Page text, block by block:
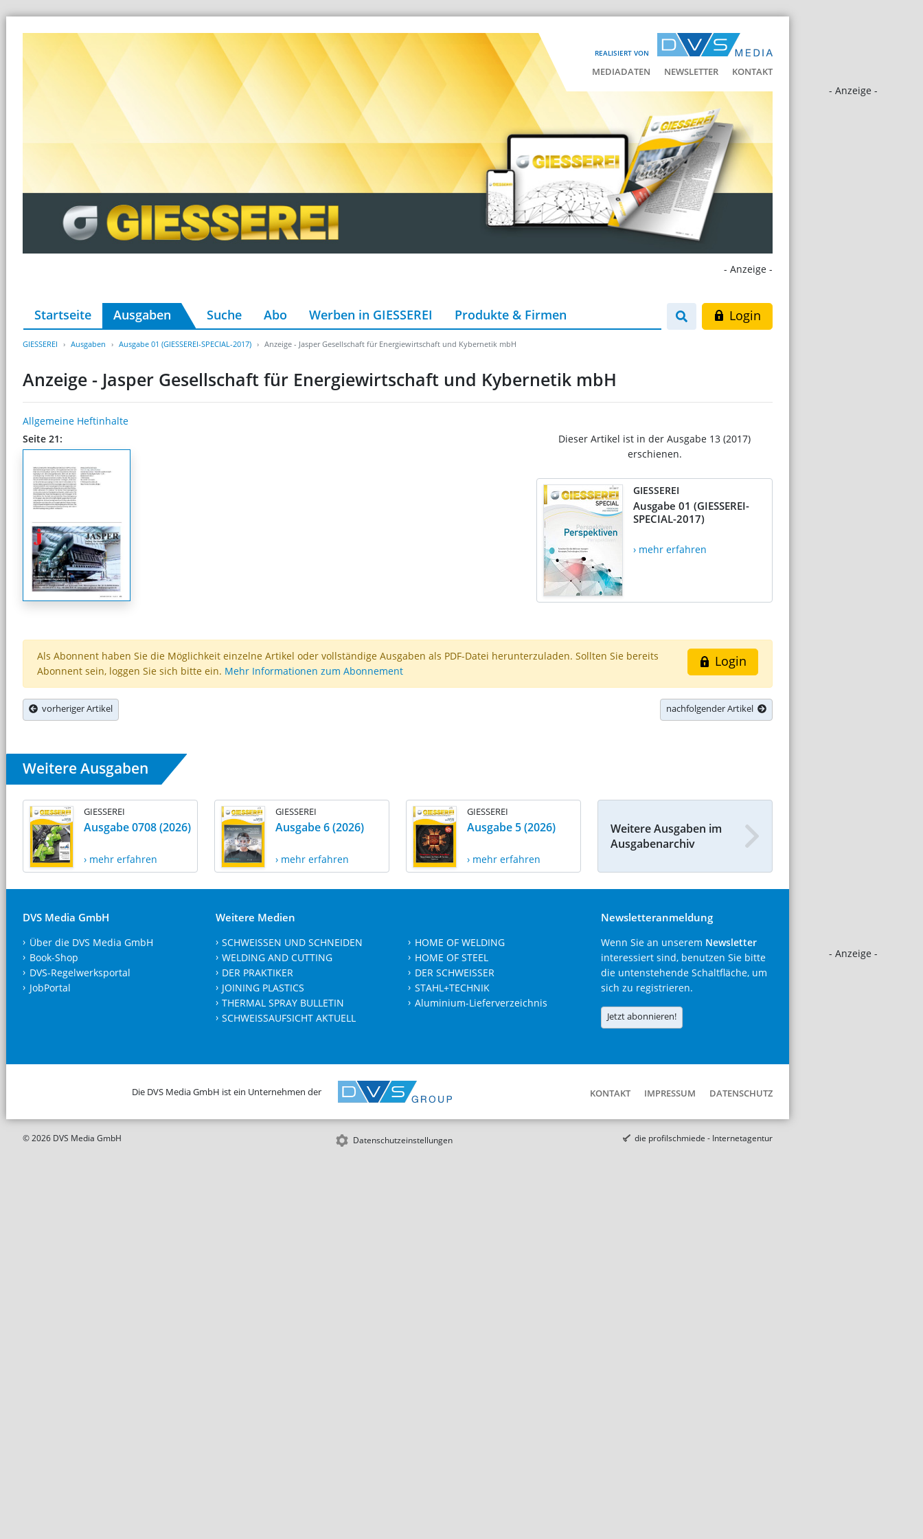
REALISIERT VON
MEDIADATEN NEWSLETTER KONTAKT
- Anzeige -
- Anzeige -
- Anzeige -
Startseite Ausgaben Suche Abo Werben in GIESSEREI Produkte & Firmen Login
GIESSEREI Ausgaben Ausgabe 01 (GIESSEREI-SPECIAL-2017) Anzeige - Jasper Gesellschaft für Energiewirtschaft und Kybernetik mbH
Anzeige - Jasper Gesellschaft für Energiewirtschaft und Kybernetik mbH
Allgemeine Heftinhalte
Seite 21:
Dieser Artikel ist in der Ausgabe 13 (2017)
erschienen.
GIESSEREI
Ausgabe 01 (GIESSEREI-
SPECIAL-2017)
› mehr erfahren
Login
Als Abonnent haben Sie die Möglichkeit einzelne Artikel oder vollständige Ausgaben als PDF-Datei herunterzuladen. Sollten Sie bereits
Abonnent sein, loggen Sie sich bitte ein. Mehr Informationen zum Abonnement
vorheriger Artikel nachfolgender Artikel
Weitere Ausgaben
GIESSEREI
Ausgabe 0708 (2026)
› mehr erfahren
GIESSEREI
Ausgabe 6 (2026)
› mehr erfahren
GIESSEREI
Ausgabe 5 (2026)
› mehr erfahren
Weitere Ausgaben im
Ausgabenarchiv
DVS Media GmbH
Über die DVS Media GmbH
Book-Shop
DVS-Regelwerksportal
JobPortal
Weitere Medien
SCHWEISSEN UND SCHNEIDEN
WELDING AND CUTTING
DER PRAKTIKER
JOINING PLASTICS
THERMAL SPRAY BULLETIN
SCHWEISSAUFSICHT AKTUELL
HOME OF WELDING
HOME OF STEEL
DER SCHWEISSER
STAHL+TECHNIK
Aluminium-Lieferverzeichnis
Newsletteranmeldung
Wenn Sie an unserem Newsletter
interessiert sind, benutzen Sie bitte
die untenstehende Schaltfläche, um
sich zu registrieren.
Jetzt abonnieren!
Die DVS Media GmbH ist ein Unternehmen der KONTAKT IMPRESSUM DATENSCHUTZ
© 2026 DVS Media GmbH Datenschutzeinstellungen die profilschmiede - Internetagentur